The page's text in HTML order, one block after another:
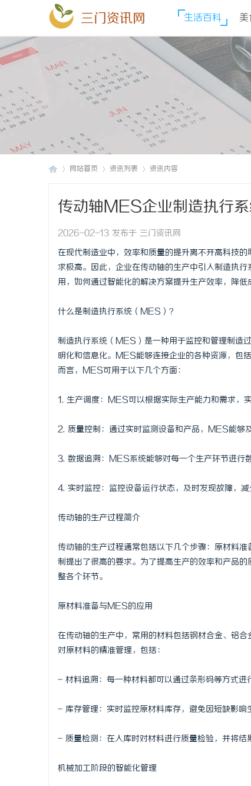
三门资讯网 生活百科 美
网站首页 资讯列表 资讯内容
传动轴MES企业制造执行
2026-02-13 发布于 三门资讯网
在现代制造业中，效率和质量的提升离不开高科技
求极高。因此，企业在传动轴的生产中引入制造执
用，如何通过智能化的解决方案提升生产效率，降低
什么是制造执行系统（MES）？
制造执行系统（MES）是一种用于监控和管理制造
明化和信息化。MES能够连接企业的各种资源，包
而言，MES可用于以下几个方面：
1. 生产调度：MES可以根据实际生产能力和需求，
2. 质量控制：通过实时监测设备和产品，MES能够
3. 数据追溯：MES系统能够对每一个生产环节进行
4. 实时监控：监控设备运行状态，及时发现故障，
传动轴的生产过程简介
传动轴的生产过程通常包括以下几个步骤：原材料
制提出了很高的要求。为了提高生产的效率和产品
整各个环节。
原材料准备与MES的应用
在传动轴的生产中，常用的材料包括钢材合金、铝
对原材料的精准管理，包括：
- 材料追溯：每一种材料都可以通过条形码等方式进
- 库存管理：实时监控原材料库存，避免因短缺影响
- 质量检测：在入库时对材料进行质量检验，并将结
机械加工阶段的智能化管理
武汉配